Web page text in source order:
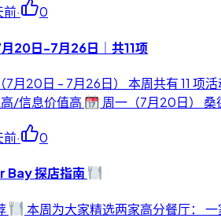
前· 0
20日-7月26日｜共11项
月20日 - 7月26日） 本周共有 11 项
/信息价值高
周一（7月20日） 桑
前· 0
Bay 探店指南
本周为大家精选两家高分餐厅： 一